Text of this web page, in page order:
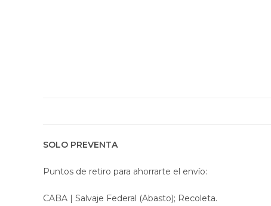
SOLO PREVENTA
Puntos de retiro para ahorrarte el envío:
CABA | Salvaje Federal (Abasto); Recoleta.